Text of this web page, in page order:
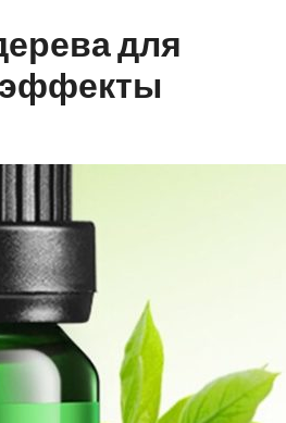
для
эффекты